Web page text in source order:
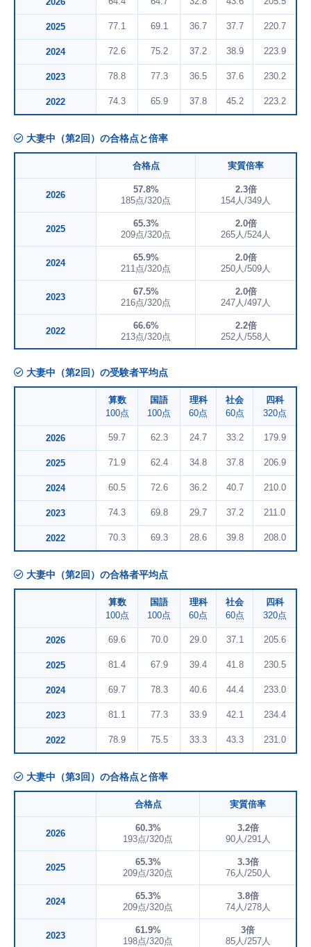
2025 77.1 69.1 36.7 37.7 220.7
2024 72.6 75.2 37.2 38.9 223.9
2023 78.8 77.3 36.5 37.6 230.2
2022 74.3 65.9 37.8 45.2 223.2
大妻中（第2回）の合格点と倍率
合格点 実質倍率
2026
57.8%
185点/320点
2.3倍
154人/349人
2025
65.3%
209点/320点
2.0倍
265人/524人
2024
65.9%
211点/320点
2.0倍
250人/509人
2023
67.5%
216点/320点
2.0倍
247人/497人
2022
66.6%
213点/320点
2.2倍
252人/558人
大妻中（第2回）の受験者平均点
算数
100点
国語
100点
理科
60点
社会
60点
四科
320点
2026 59.7 62.3 24.7 33.2 179.9
2025 71.9 62.4 34.8 37.8 206.9
2024 60.5 72.6 36.2 40.7 210.0
2023 74.3 69.8 29.7 37.2 211.0
2022 70.3 69.3 28.6 39.8 208.0
大妻中（第2回）の合格者平均点
算数
100点
国語
100点
理科
60点
社会
60点
四科
320点
2026 69.6 70.0 29.0 37.1 205.6
2025 81.4 67.9 39.4 41.8 230.5
2024 69.7 78.3 40.6 44.4 233.0
2023 81.1 77.3 33.9 42.1 234.4
2022 78.9 75.5 33.3 43.3 231.0
大妻中（第3回）の合格点と倍率
合格点 実質倍率
2026
60.3%
193点/320点
3.2倍
90人/291人
2025
65.3%
209点/320点
3.3倍
76人/250人
2024
65.3%
209点/320点
3.8倍
74人/278人
2023
61.9%
198点/320点
3倍
85人/257人